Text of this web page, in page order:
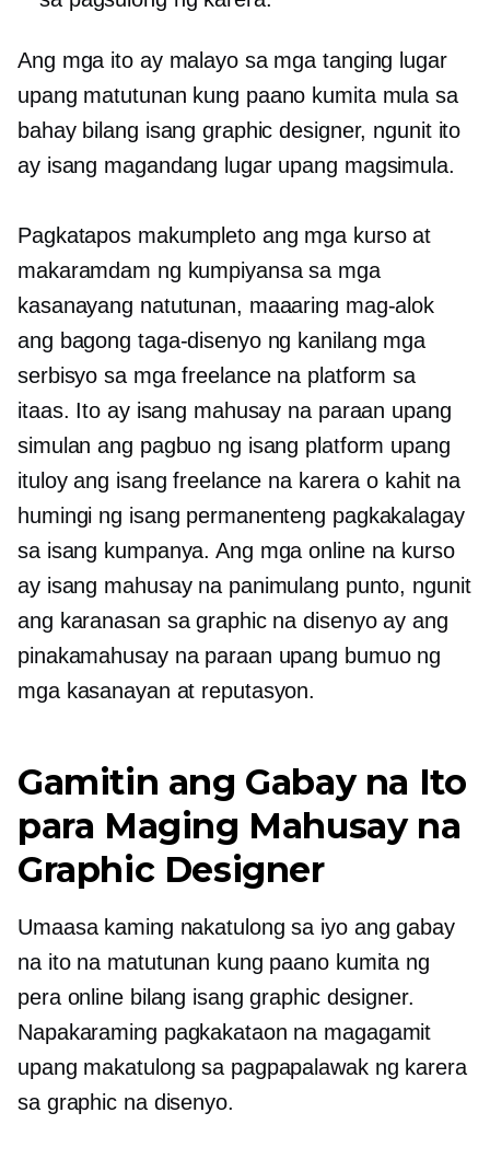
Ang mga ito ay malayo sa mga tanging lugar
upang matutunan kung paano kumita mula sa
bahay bilang isang graphic designer, ngunit ito
ay isang magandang lugar upang magsimula.
Pagkatapos makumpleto ang mga kurso at
makaramdam ng kumpiyansa sa mga
kasanayang natutunan, maaaring mag-alok
ang bagong taga-disenyo ng kanilang mga
serbisyo sa mga freelance na platform sa
itaas. Ito ay isang mahusay na paraan upang
simulan ang pagbuo ng isang platform upang
ituloy ang isang freelance na karera o kahit na
humingi ng isang permanenteng pagkakalagay
sa isang kumpanya. Ang mga online na kurso
ay isang mahusay na panimulang punto, ngunit
ang karanasan sa graphic na disenyo ay ang
pinakamahusay na paraan upang bumuo ng
mga kasanayan at reputasyon.
Gamitin ang Gabay na Ito
para Maging Mahusay na
Graphic Designer
Umaasa kaming nakatulong sa iyo ang gabay
na ito na matutunan kung paano kumita ng
pera online bilang isang graphic designer.
Napakaraming pagkakataon na magagamit
upang makatulong sa pagpapalawak ng karera
sa graphic na disenyo.